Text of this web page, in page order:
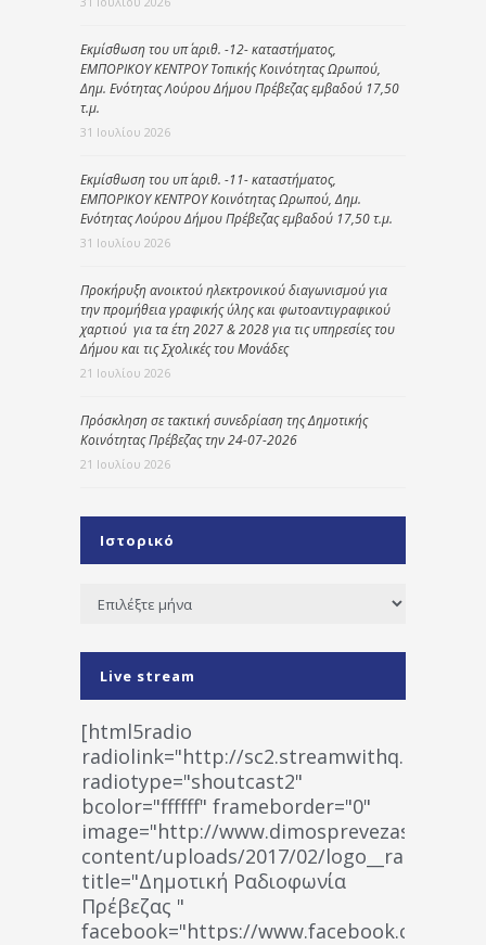
Εκμίσθωση του υπ΄ αριθ. -12- καταστήματος,
ΕΜΠΟΡΙΚΟΥ ΚΕΝΤΡΟΥ Τοπικής Κοινότητας Ωρωπού,
Δημ. Ενότητας Λούρου Δήμου Πρέβεζας εμβαδού 17,50
τ.μ.
31 Ιουλίου 2026
Εκμίσθωση του υπ΄ αριθ. -11- καταστήματος,
ΕΜΠΟΡΙΚΟΥ ΚΕΝΤΡΟΥ Κοινότητας Ωρωπού, Δημ.
Ενότητας Λούρου Δήμου Πρέβεζας εμβαδού 17,50 τ.μ.
31 Ιουλίου 2026
Προκήρυξη ανοικτού ηλεκτρονικού διαγωνισμού για
την προμήθεια γραφικής ύλης και φωτοαντιγραφικού
χαρτιού για τα έτη 2027 & 2028 για τις υπηρεσίες του
Δήμου και τις Σχολικές του Μονάδες
21 Ιουλίου 2026
Πρόσκληση σε τακτική συνεδρίαση της Δημοτικής
Κοινότητας Πρέβεζας την 24-07-2026
21 Ιουλίου 2026
Ιστορικό
Ιστορικό
Live stream
[html5radio
radiolink="http://
radiotype="shoutcast2"
bcolor="ffffff" frameborder="0"
image="http://www.dimosprevezas.gr/wp-
content/uploads/2017/02/
title="Δημοτική Ραδιοφωνία
Πρέβεζας "
facebook="https://www.facebook.com/